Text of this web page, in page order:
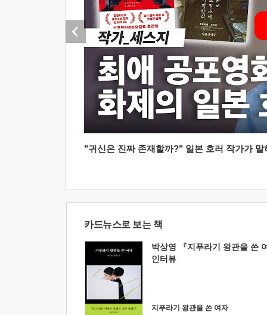
"귀신은 진짜 존재할까?" 일본 호러 작가가
카드뉴스로 보는 책
박상영 『지푸라기 왕관을 쓴
인터뷰
지푸라기 왕관을 쓴 여자